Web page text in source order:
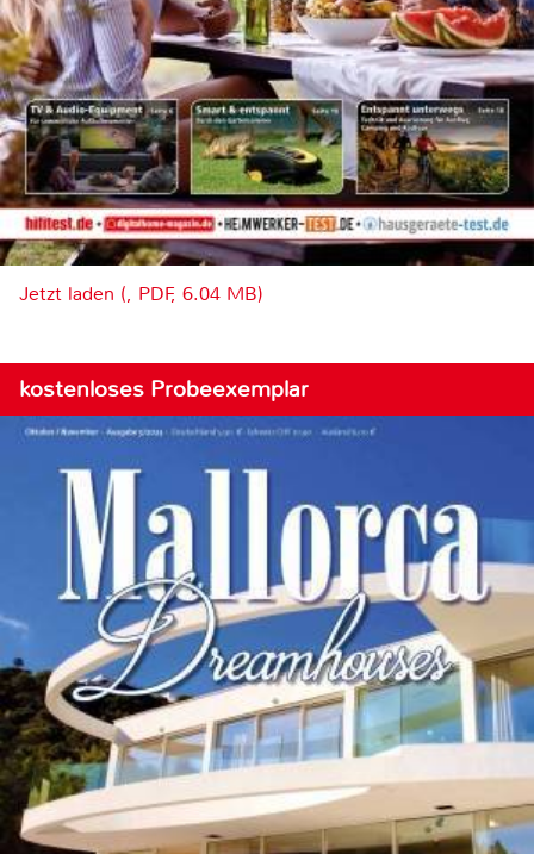
Jetzt laden (, PDF, 6.04 MB)
kostenloses Probeexemplar